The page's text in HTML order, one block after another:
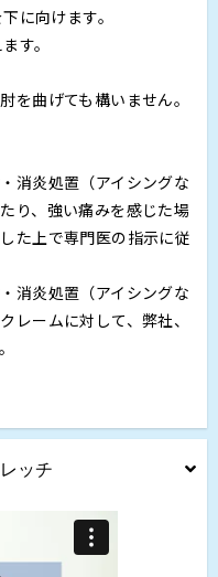
に向けます。
す。
を曲げても構いません。
消炎処置（アイシングな
り、強い痛みを感じた場
た上で専門医の指示に従
消炎処置（アイシングな
レームに対して、弊社、
ッチ